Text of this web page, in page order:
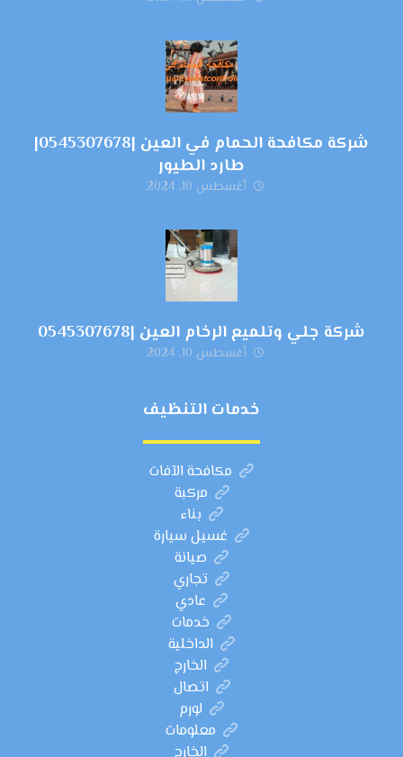
شركة مكافحة الحمام في العين |0545307678|
طارد الطيور
أغسطس 10, 2024
شركة جلي وتلميع الرخام العين |0545307678
أغسطس 10, 2024
خدمات التنظيف
مكافحة الآفات
مركبة
بناء
غسيل سيارة
صيانة
تجاري
عادي
خدمات
الداخلية
الخارج
اتصال
لورم
معلومات